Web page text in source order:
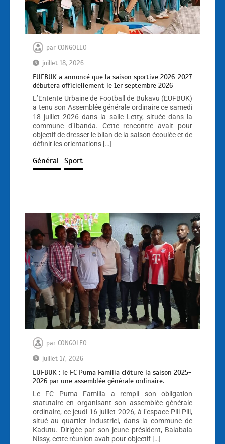
par CONGOLEO
juillet 18, 2026
EUFBUK a annoncé que la saison sportive 2026-2027
débutera officiellement le 1er septembre 2026
L’Entente Urbaine de Football de Bukavu (EUFBUK)
a tenu son Assemblée générale ordinaire ce samedi
18 juillet 2026 dans la salle Letty, située dans la
commune d’Ibanda. Cette rencontre avait pour
objectif de dresser le bilan de la saison écoulée et de
définir les orientations […]
Général Sport
par CONGOLEO
juillet 17, 2026
EUFBUK : le FC Puma Familia clôture la saison 2025-
2026 par une assemblée générale ordinaire.
Le FC Puma Familia a rempli son obligation
statutaire en organisant son assemblée générale
ordinaire, ce jeudi 16 juillet 2026, à l’espace Pili Pili,
situé au quartier Industriel, dans la commune de
Kadutu. Dirigée par son jeune président, Balabala
Nissy, cette réunion avait pour objectif […]